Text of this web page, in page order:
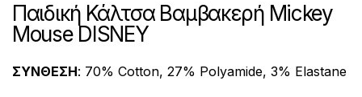
Παιδική Κάλτσα Βαμβακερή Mickey
Mouse DISNEY
ΣΥΝΘΕΣΗ: 70% Cotton, 27% Polyamide, 3% Elastane